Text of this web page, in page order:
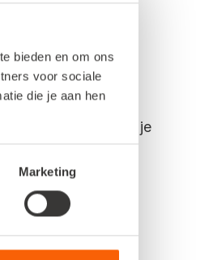
bieden en om ons
voor sociale
die je aan hen
Marketing
meer iets te doen.
boekhouding.
waardoor je
Je bent